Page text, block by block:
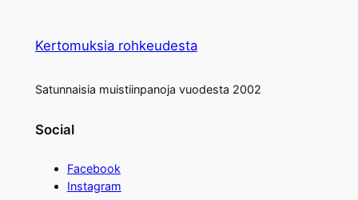
Kertomuksia rohkeudesta
Satunnaisia muistiinpanoja vuodesta 2002
Social
Facebook
Instagram